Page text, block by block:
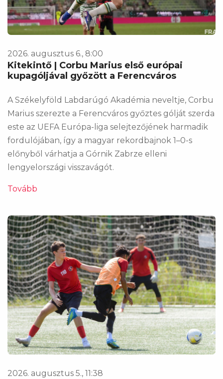
2026. augusztus 6., 8:00
Kitekintő | Corbu Marius első európai
kupagóljával győzött a Ferencváros
A Székelyföld Labdarúgó Akadémia neveltje, Corbu
Marius szerezte a Ferencváros győztes gólját szerda
este az UEFA Európa-liga selejtezőjének harmadik
fordulójában, így a magyar rekordbajnok 1–0-s
előnyből várhatja a Górnik Zabrze elleni
lengyelországi visszavágót.
Tovább
2026. augusztus 5., 11:38